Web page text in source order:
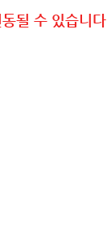
될 수 있습니다.